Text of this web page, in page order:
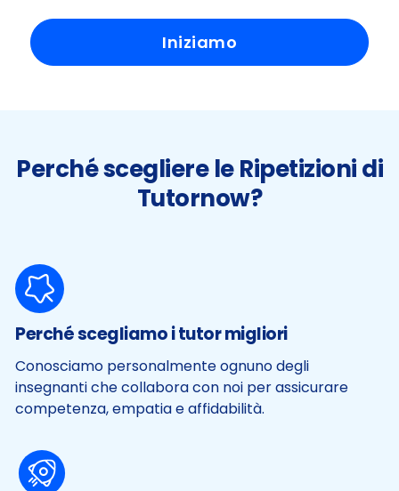
Iniziamo
Perché scegliere le Ripetizioni di
Tutornow?
Perché scegliamo i tutor migliori
Conosciamo personalmente ognuno degli
insegnanti che collabora con noi per assicurare
competenza, empatia e affidabilità.